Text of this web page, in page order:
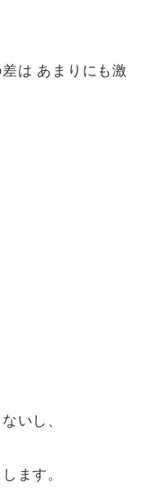
は あまりにも激
いし、
ます。